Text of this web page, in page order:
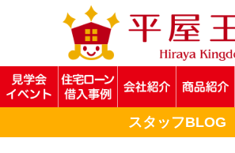
スタッフBLOG